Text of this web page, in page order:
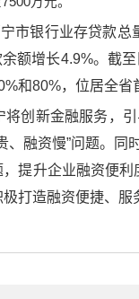
市银行业存贷款
额增长4.9%。截
和80%，位居全省
将创新金融服务，
、融资慢”问题。
提升企业融资便
打造融资便捷、